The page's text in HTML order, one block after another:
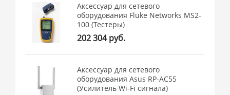
Аксессуар для сетевого
оборудования Fluke Networks MS2-
100 (Тестеры)
202 304 руб.
Аксессуар для сетевого
оборудования Asus RP-AC55
(Усилитель Wi-Fi сигнала)